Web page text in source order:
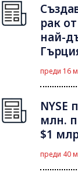
рак
най-
преди 16
NYSE
млн.
$1
преди 40